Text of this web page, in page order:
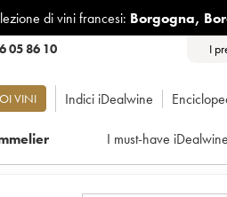
di vini francesi: Borgogna,
05 86 10 I
VINI Indici iDealwine
I must-have iDealwine